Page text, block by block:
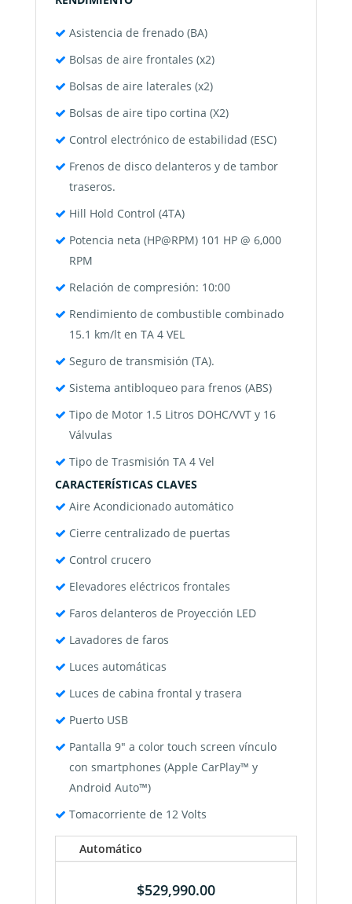
Asistencia de frenado (BA)
Bolsas de aire frontales (x2)
Bolsas de aire laterales (x2)
Bolsas de aire tipo cortina (X2)
Control electrónico de estabilidad (ESC)
Frenos de disco delanteros y de tambor
traseros.
Hill Hold Control (4TA)
Potencia neta (HP@RPM) 101 HP @ 6,000
RPM
Relación de compresión: 10:00
Rendimiento de combustible combinado
15.1 km/lt en TA 4 VEL
Seguro de transmisión (TA).
Sistema antibloqueo para frenos (ABS)
Tipo de Motor 1.5 Litros DOHC/VVT y 16
Válvulas
Tipo de Trasmisión TA 4 Vel
CARACTERÍSTICAS CLAVES
Aire Acondicionado automático
Cierre centralizado de puertas
Control crucero
Elevadores eléctricos frontales
Faros delanteros de Proyección LED
Lavadores de faros
Luces automáticas
Luces de cabina frontal y trasera
Puerto USB
Pantalla 9″ a color touch screen vínculo
con smartphones (Apple CarPlay™ y
Android Auto™)
Tomacorriente de 12 Volts
Automático
$529,990.00